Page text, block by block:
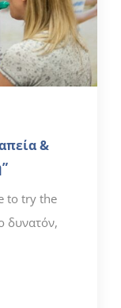
&
to try the
δυνατόν,